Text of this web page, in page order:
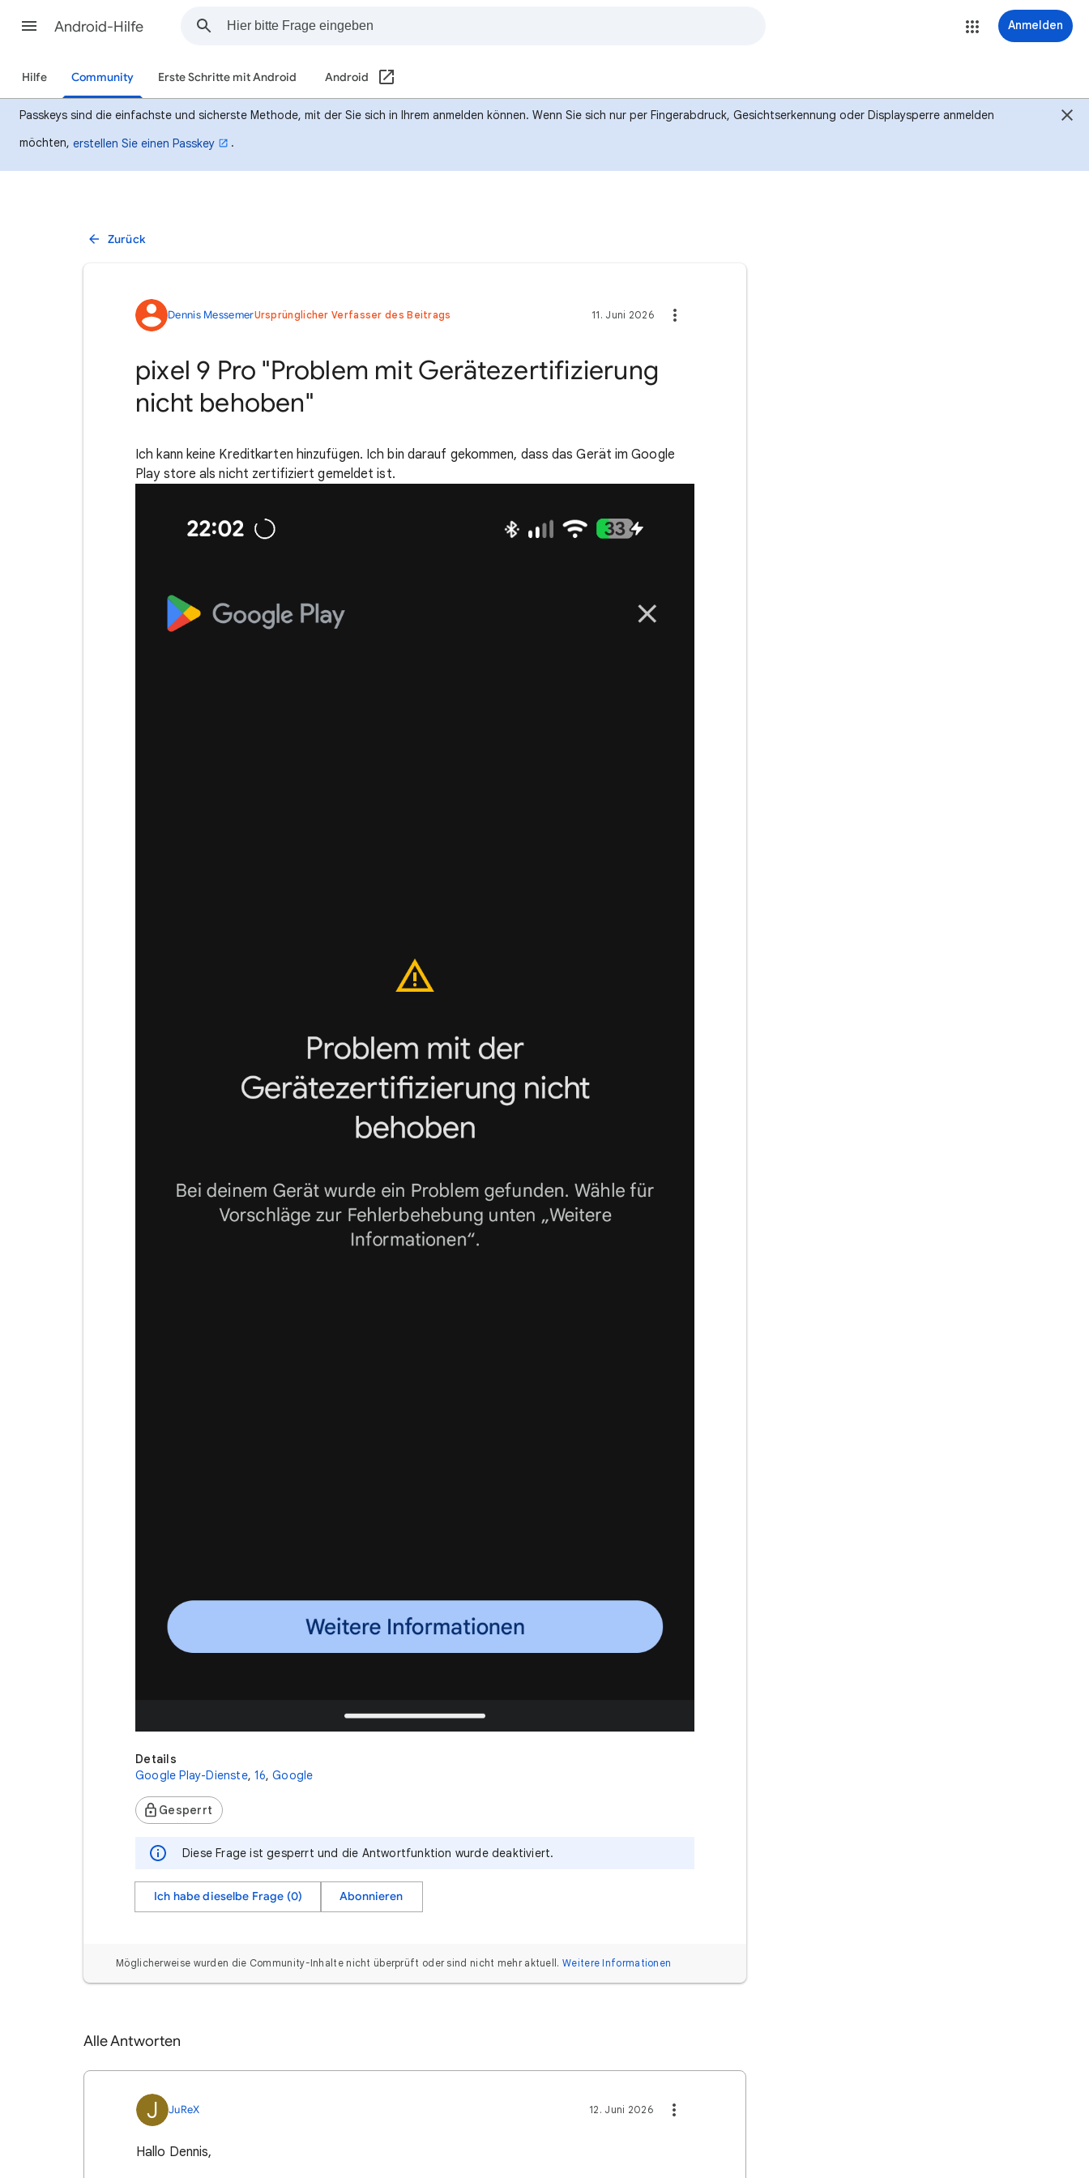
Android-Hilfe Anmelden
Hilfe Community Erste Schritte mit Android Android
Passkeys sind die einfachste und sicherste Methode, mit der Sie sich in Ihrem anmelden können. Wenn Sie sich nur per Fingerabdruck, Gesichtserkennung oder Displaysperre anmelden
möchten, erstellen Sie einen Passkey .
Zurück
Dennis MessemerUrsprünglicher Verfasser des Beitrags 11. Juni 2026
pixel 9 Pro "Problem mit Gerätezertifizierung
nicht behoben"
Ich kann keine Kreditkarten hinzufügen. Ich bin darauf gekommen, dass das Gerät im Google
Play store als nicht zertifiziert gemeldet ist.
Details
Google Play-Dienste, 16, Google
Gesperrt
Diese Frage ist gesperrt und die Antwortfunktion wurde deaktiviert.
Ich habe dieselbe Frage (0) Abonnieren
Möglicherweise wurden die Community-Inhalte nicht überprüft oder sind nicht mehr aktuell. Weitere Informationen
Alle Antworten
J JuReX 12. Juni 2026
Hallo Dennis,